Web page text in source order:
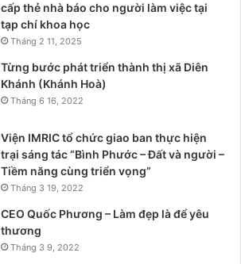
cấp thẻ nhà báo cho người làm việc tại
tạp chí khoa học
Tháng 2 11, 2025
Từng bước phát triển thành thị xã Diên
Khánh (Khánh Hoà)
Tháng 6 16, 2022
Viện IMRIC tổ chức giao ban thực hiện
trại sáng tác “Bình Phước – Đất và người –
Tiềm năng cùng triển vọng”
Tháng 3 19, 2022
CEO Quốc Phương – Làm đẹp là để yêu
thương
Tháng 3 9, 2022